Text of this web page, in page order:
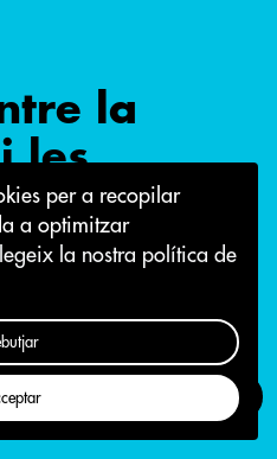
per a recopilar
a optimitzar
la nostra política de
la
les
de Xoc
Campanya